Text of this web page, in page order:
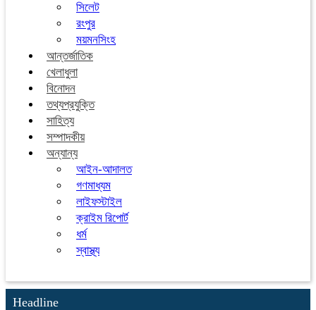
সিলেট
রংপুর
ময়মনসিংহ
আন্তর্জাতিক
খেলাধুলা
বিনোদন
তথ্যপ্রযুক্তি
সাহিত্য
সম্পাদকীয়
অন্যান্য
আইন-আদালত
গণমাধ্যম
লাইফস্টাইল
ক্রাইম রিপোর্ট
ধর্ম
স্বাস্থ্য
Headline